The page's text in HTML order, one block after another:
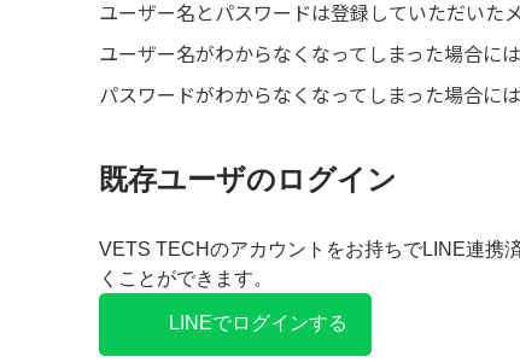
ユーザー名とパスワードは登録していただいた
ユーザー名がわからなくなってしまった場合には
パスワードがわからなくなってしまった場合には
VETS TECHのアカウントをお持ちでLINE連携
くことができます。
LINEでログインする
既存ユーザのログイン